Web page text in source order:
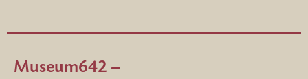
Museum642 –